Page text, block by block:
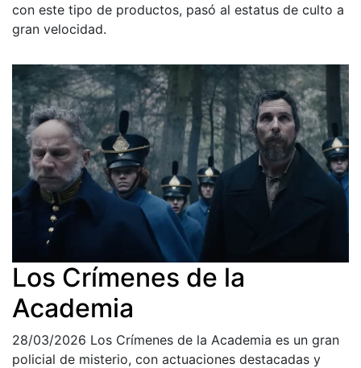
con este tipo de productos, pasó al estatus de culto a
gran velocidad.
Los Crímenes de la
Academia
28/03/2026 Los Crímenes de la Academia es un gran
policial de misterio, con actuaciones destacadas y